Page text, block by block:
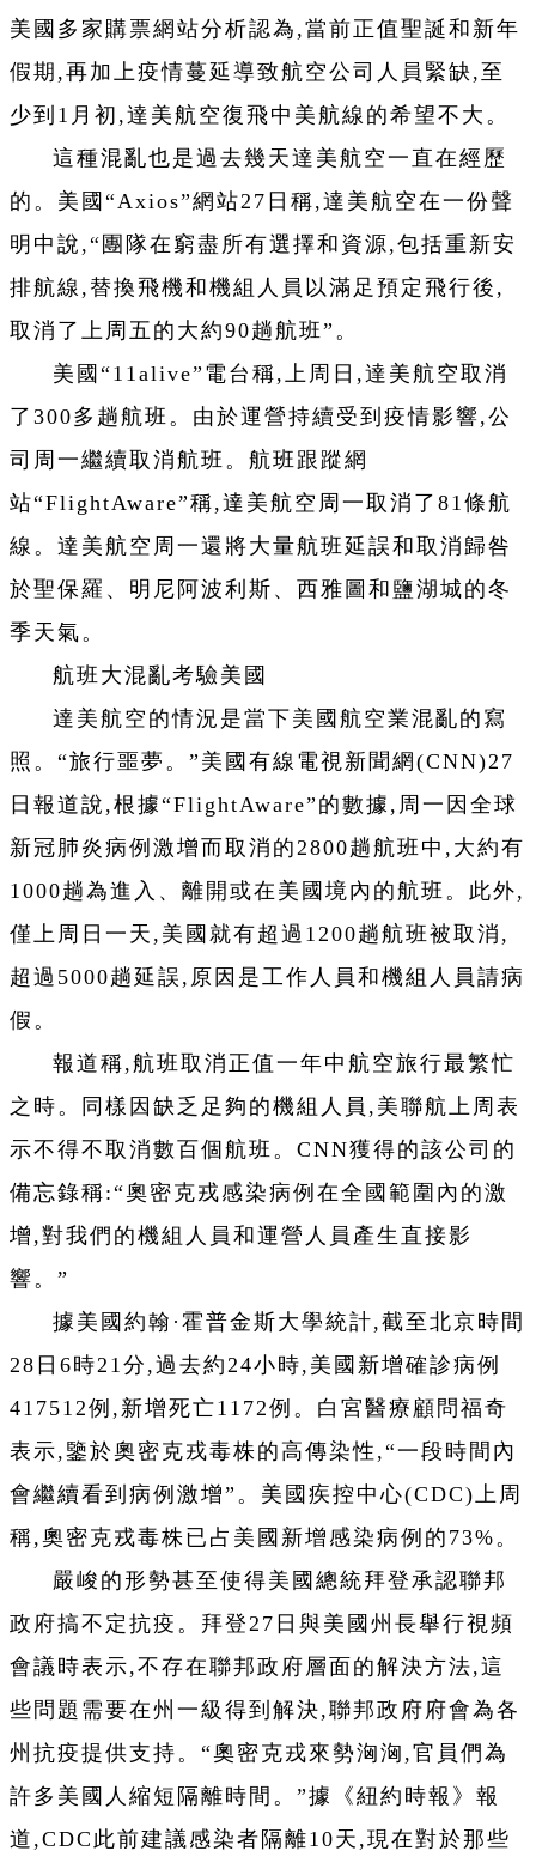
美國多家購票網站分析認為,當前正值聖誕和新年
假期,再加上疫情蔓延導致航空公司人員緊缺,至
少到1月初,達美航空復飛中美航線的希望不大。
這種混亂也是過去幾天達美航空一直在經歷
的。美國“Axios”網站27日稱,達美航空在一份聲
明中說,“團隊在窮盡所有選擇和資源,包括重新安
排航線,替換飛機和機組人員以滿足預定飛行後,
取消了上周五的大約90趟航班”。
美國“11alive”電台稱,上周日,達美航空取消
了300多趟航班。由於運營持續受到疫情影響,公
司周一繼續取消航班。航班跟蹤網
站“FlightAware”稱,達美航空周一取消了81條航
線。達美航空周一還將大量航班延誤和取消歸咎
於聖保羅、明尼阿波利斯、西雅圖和鹽湖城的冬
季天氣。
航班大混亂考驗美國
達美航空的情況是當下美國航空業混亂的寫
照。“旅行噩夢。”美國有線電視新聞網(CNN)27
日報道說,根據“FlightAware”的數據,周一因全球
新冠肺炎病例激增而取消的2800趟航班中,大約有
1000趟為進入、離開或在美國境內的航班。此外,
僅上周日一天,美國就有超過1200趟航班被取消,
超過5000趟延誤,原因是工作人員和機組人員請病
假。
報道稱,航班取消正值一年中航空旅行最繁忙
之時。同樣因缺乏足夠的機組人員,美聯航上周表
示不得不取消數百個航班。CNN獲得的該公司的
備忘錄稱:“奧密克戎感染病例在全國範圍內的激
增,對我們的機組人員和運營人員產生直接影
響。”
據美國約翰·霍普金斯大學統計,截至北京時間
28日6時21分,過去約24小時,美國新增確診病例
417512例,新增死亡1172例。白宮醫療顧問福奇
表示,鑒於奧密克戎毒株的高傳染性,“一段時間內
會繼續看到病例激增”。美國疾控中心(CDC)上周
稱,奧密克戎毒株已占美國新增感染病例的73%。
嚴峻的形勢甚至使得美國總統拜登承認聯邦
政府搞不定抗疫。拜登27日與美國州長舉行視頻
會議時表示,不存在聯邦政府層面的解決方法,這
些問題需要在州一級得到解決,聯邦政府府會為各
州抗疫提供支持。“奧密克戎來勢洶洶,官員們為
許多美國人縮短隔離時間。”據《紐約時報》報
道,CDC此前建議感染者隔離10天,現在對於那些